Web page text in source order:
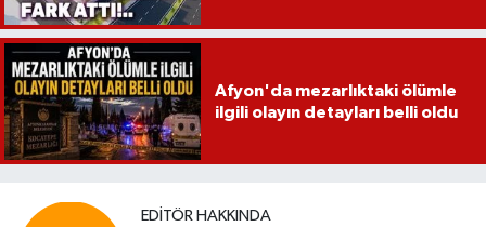
Afyon'da mezarlıktaki ölümle
ilgili olayın detayları belli oldu
EDITÖR HAKKINDA